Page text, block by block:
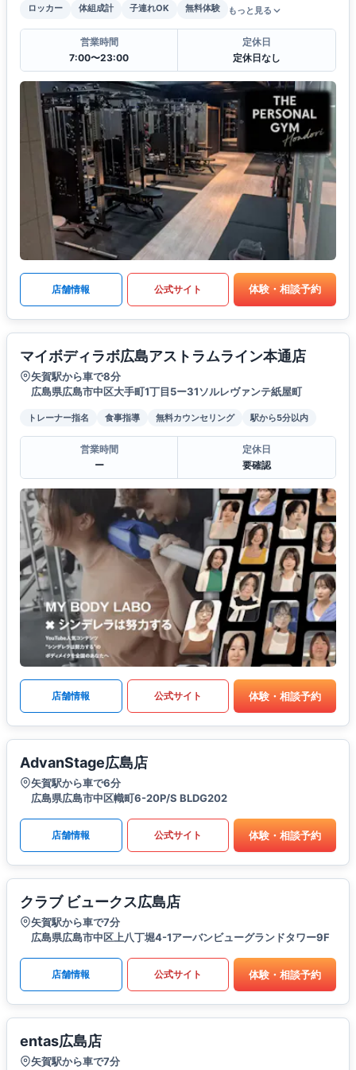
ロッカー 体組成計 子連れOK 無料体験 もっと見る
営業時間
7:00〜23:00
定休日
定休日なし
店舗情報 公式サイト 体験・相談予約
マイボディラボ広島アストラムライン本通店
矢賀駅から車で8分
広島県広島市中区大手町1丁目5ー31ソルレヴァンテ紙屋町
トレーナー指名 食事指導 無料カウンセリング 駅から5分以内
営業時間
ー
定休日
要確認
店舗情報 公式サイト 体験・相談予約
AdvanStage広島店
矢賀駅から車で6分
広島県広島市中区幟町6-20P/S BLDG202
店舗情報 公式サイト 体験・相談予約
クラブ ビュークス広島店
矢賀駅から車で7分
広島県広島市中区上八丁堀4-1アーバンビューグランドタワー9F
店舗情報 公式サイト 体験・相談予約
entas広島店
矢賀駅から車で7分